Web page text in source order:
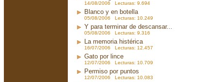
14/08/2006 Lecturas: 9.694
Blanco y en botella
05/08/2006 Lecturas: 10.249
Y para terminar de descansar...
05/08/2006 Lecturas: 9.316
La memoria histérica
16/07/2006 Lecturas: 12.457
Gato por lince
12/07/2006 Lecturas: 10.709
Permiso por puntos
12/07/2006 Lecturas: 10.083